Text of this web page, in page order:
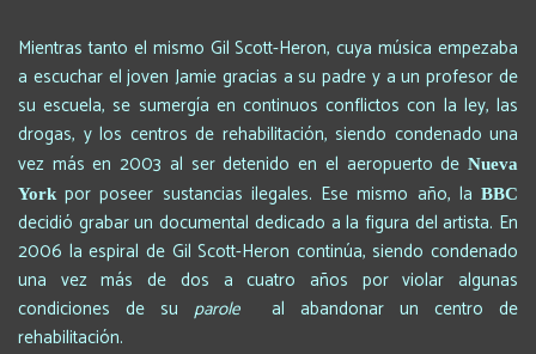
Mientras tanto el mismo Gil Scott-Heron, cuya música empezaba
a escuchar el joven Jamie gracias a su padre y a un profesor de
su escuela, se sumergía en continuos conflictos con la ley, las
drogas, y los centros de rehabilitación, siendo condenado una
vez más en 2003 al ser detenido en el aeropuerto de Nueva
Yorkpor poseer sustancias ilegales. Ese mismo año, la BBC
decidió grabar un documental dedicado a la figura del artista. En
2006 la espiral de Gil Scott-Heron continúa, siendo condenado
una vez más de dos a cuatro años por violar algunas
condiciones de suparoleal abandonar un centro de
rehabilitación.